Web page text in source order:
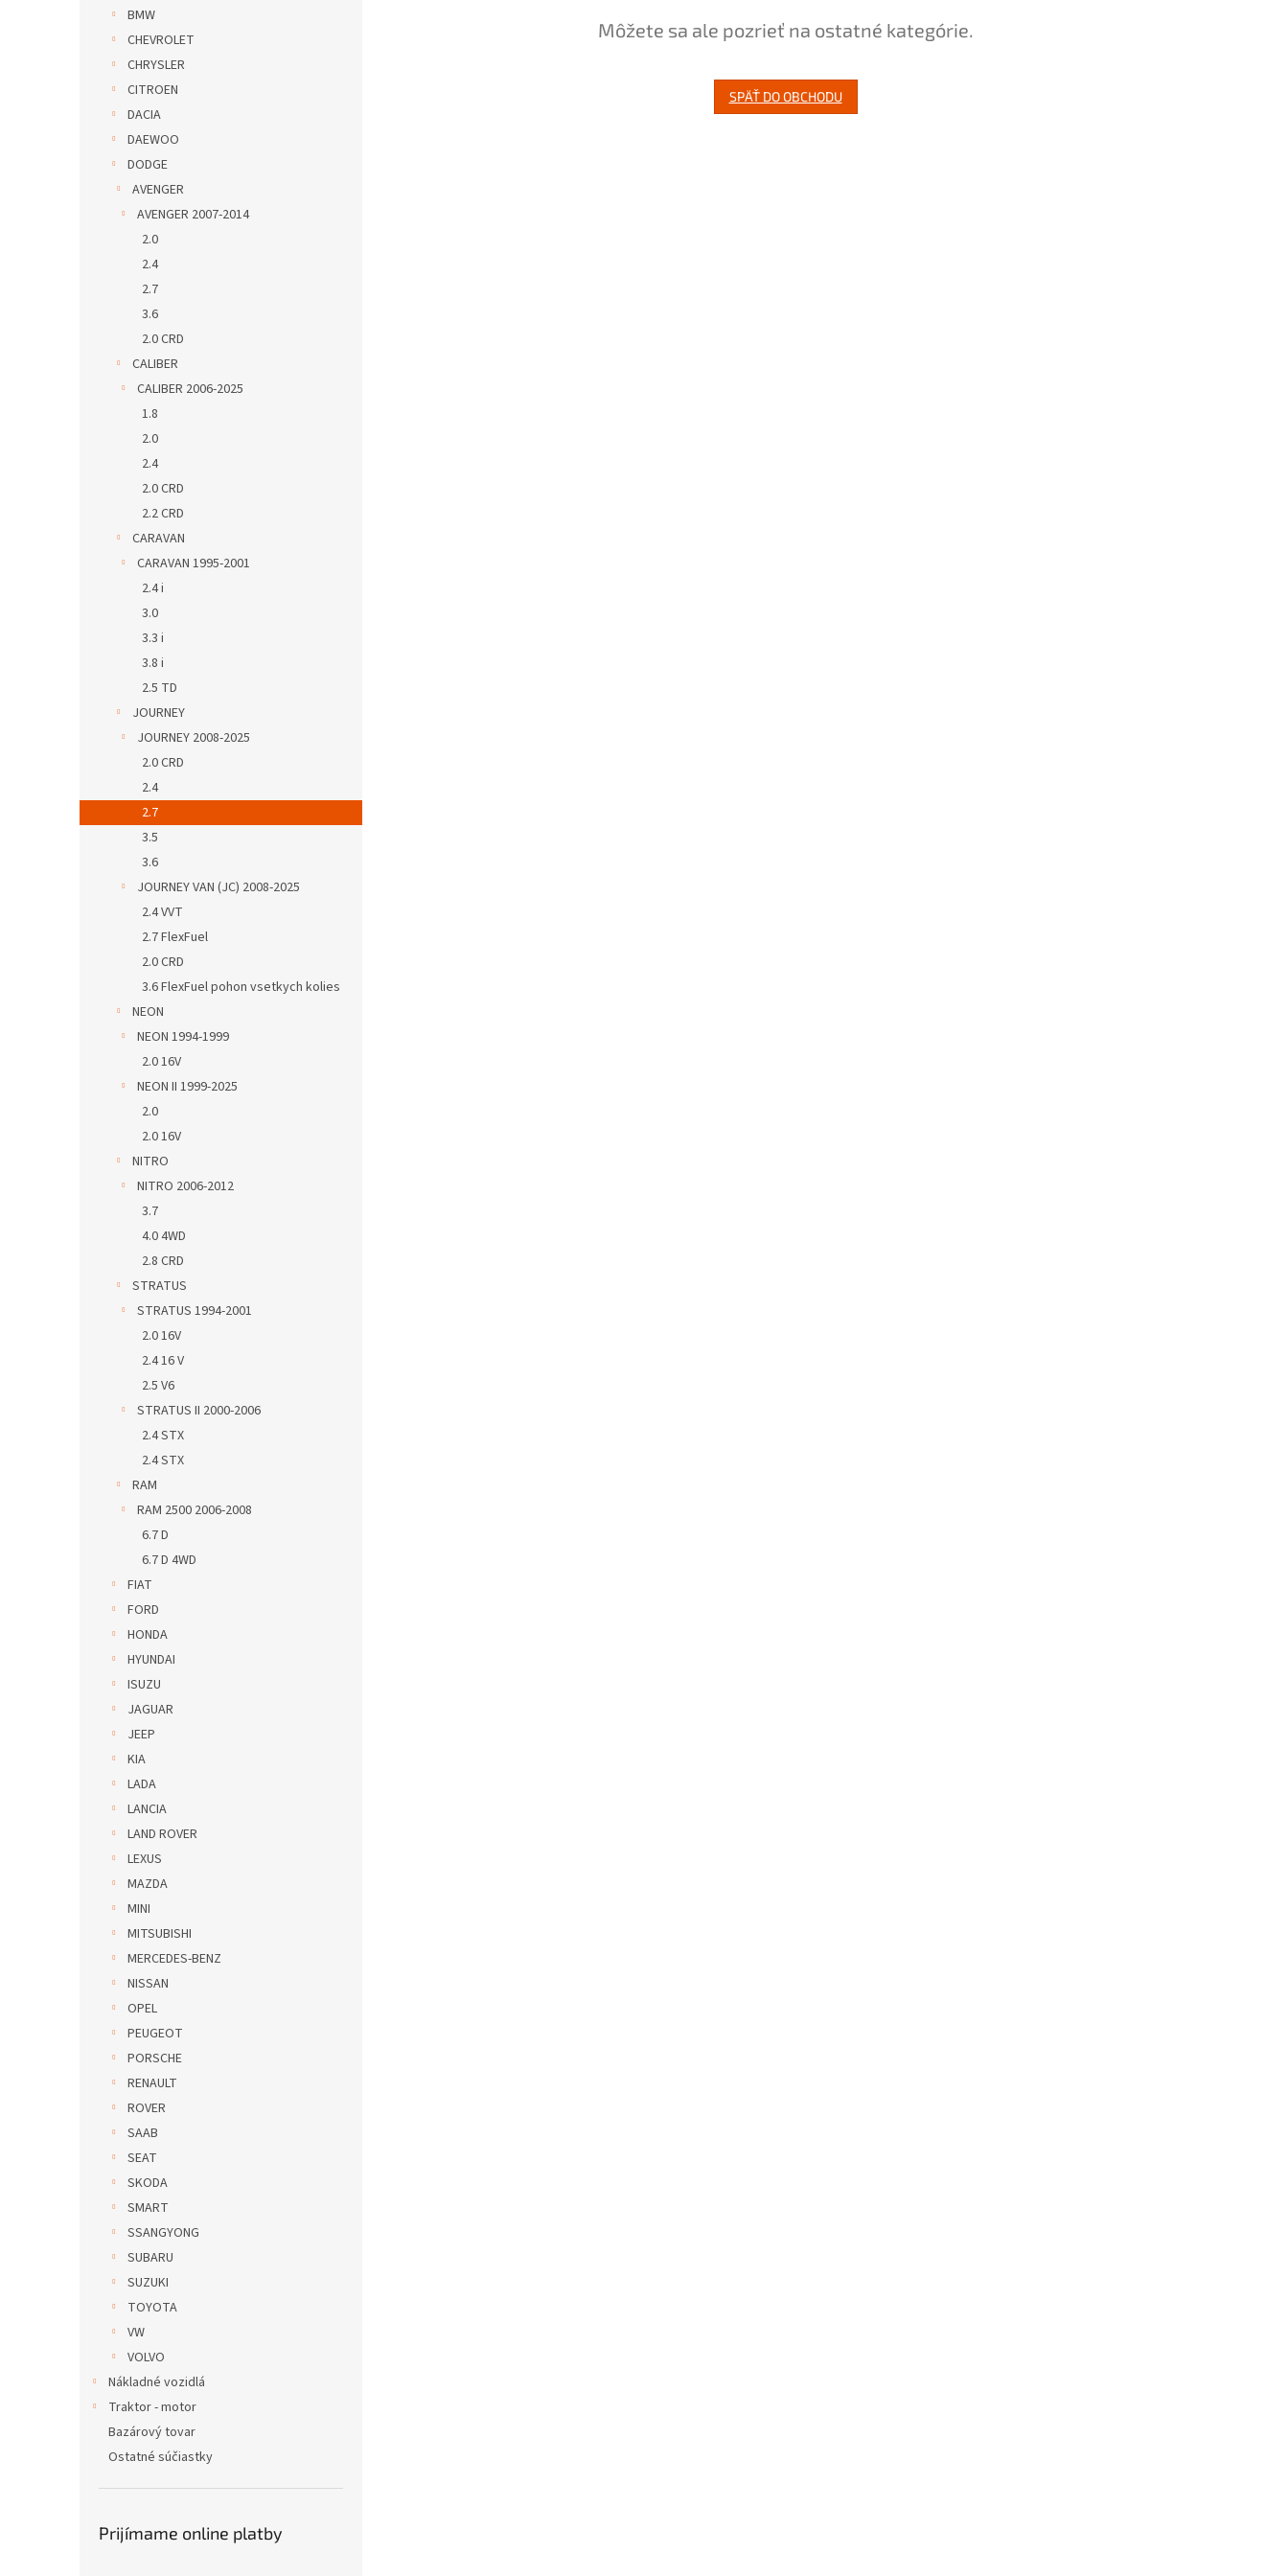
BMW
CHEVROLET
CHRYSLER
CITROEN
DACIA
DAEWOO
DODGE
AVENGER
AVENGER 2007-2014
2.0
2.4
2.7
3.6
2.0 CRD
CALIBER
CALIBER 2006-2025
1.8
2.0
2.4
2.0 CRD
2.2 CRD
CARAVAN
CARAVAN 1995-2001
2.4 i
3.0
3.3 i
3.8 i
2.5 TD
JOURNEY
JOURNEY 2008-2025
2.0 CRD
2.4
2.7
3.5
3.6
JOURNEY VAN (JC) 2008-2025
2.4 VVT
2.7 FlexFuel
2.0 CRD
3.6 FlexFuel pohon vsetkych kolies
NEON
NEON 1994-1999
2.0 16V
NEON II 1999-2025
2.0
2.0 16V
NITRO
NITRO 2006-2012
3.7
4.0 4WD
2.8 CRD
STRATUS
STRATUS 1994-2001
2.0 16V
2.4 16 V
2.5 V6
STRATUS II 2000-2006
2.4 STX
2.4 STX
RAM
RAM 2500 2006-2008
6.7 D
6.7 D 4WD
FIAT
FORD
HONDA
HYUNDAI
ISUZU
JAGUAR
JEEP
KIA
LADA
LANCIA
LAND ROVER
LEXUS
MAZDA
MINI
MITSUBISHI
MERCEDES-BENZ
NISSAN
OPEL
PEUGEOT
PORSCHE
RENAULT
ROVER
SAAB
SEAT
SKODA
SMART
SSANGYONG
SUBARU
SUZUKI
TOYOTA
VW
VOLVO
Nákladné vozidlá
Traktor - motor
Bazárový tovar
Ostatné súčiastky
Prijímame online platby
Môžete sa ale pozrieť na ostatné kategórie.
SPÄŤ DO OBCHODU